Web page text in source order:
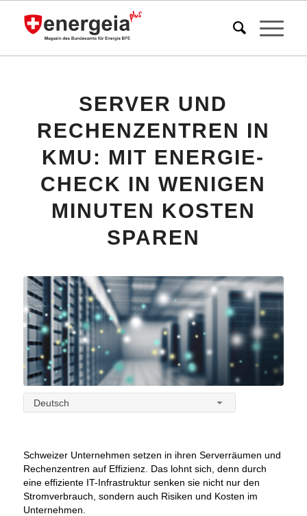
SERVER UND
RECHENZENTREN IN
KMU: MIT ENERGIE-
CHECK IN WENIGEN
MINUTEN KOSTEN
SPAREN
Deutsch
Schweizer Unternehmen setzen in ihren Serverräumen und
Rechenzentren auf Effizienz. Das lohnt sich, denn durch
eine effiziente IT-Infrastruktur senken sie nicht nur den
Stromverbrauch, sondern auch Risiken und Kosten im
Unternehmen.